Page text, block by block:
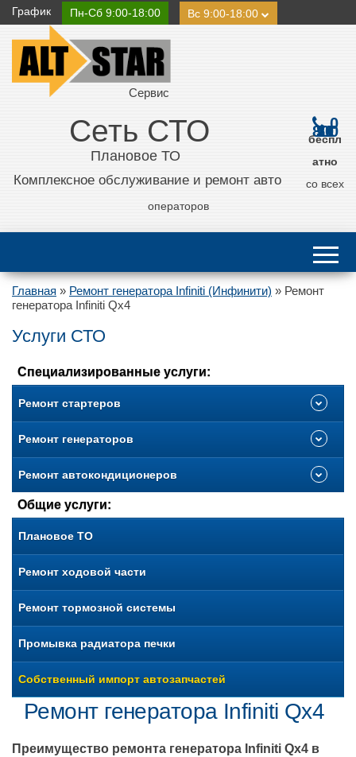
График Пн-Сб 9:00-18:00 Вс 9:00-18:00
Сервис
Сеть СТО
Плановое ТО
Комплексное обслуживание и ремонт авто
0
800 21 11 50
беспл
атно
со всех
операторов
Главная » Ремонт генератора Infiniti (Инфинити) » Ремонт
генератора Infiniti Qx4
Услуги СТО
Специализированные услуги:
Ремонт стартеров
Ремонт генераторов
Ремонт автокондиционеров
Общие услуги:
Плановое ТО
Ремонт ходовой части
Ремонт тормозной системы
Промывка радиатора печки
Собственный импорт автозапчастей
Ремонт генератора Infiniti Qx4
Преимущество ремонта генератора Infiniti Qx4 в